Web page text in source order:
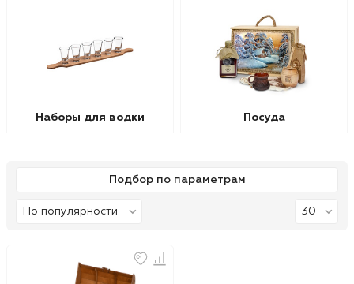
Наборы для водки Посуда
Подбор по параметрам